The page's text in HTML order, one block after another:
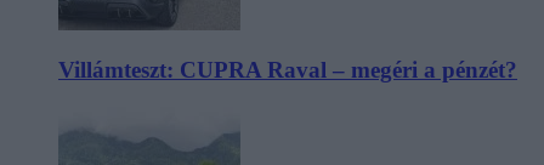
Villámteszt: CUPRA Raval – megéri a pénzét?